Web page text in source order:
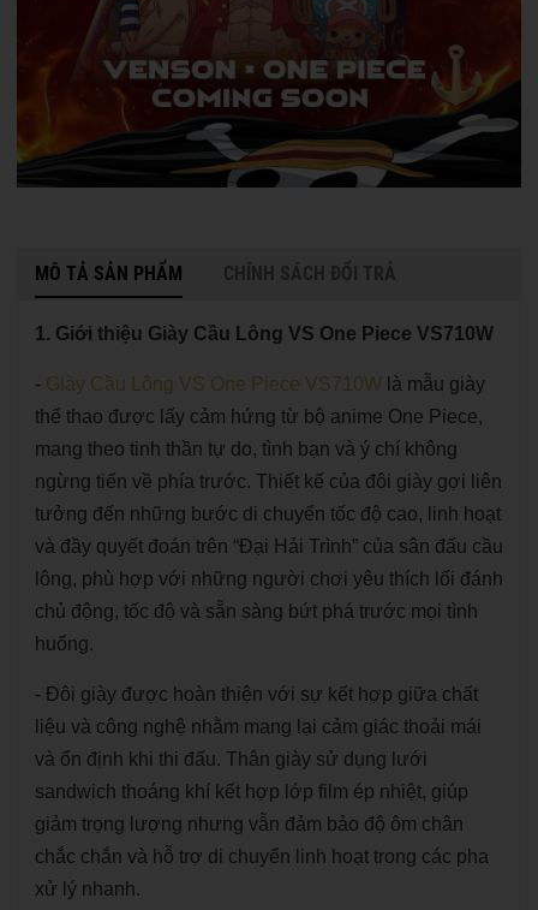
MÔ TẢ SẢN PHẨM CHÍNH SÁCH ĐỔI TRẢ
1. Giới thiệu Giày Cầu Lông VS One Piece VS710W
- Giày Cầu Lông VS One Piece VS710W là mẫu giày
thể thao được lấy cảm hứng từ bộ anime One Piece,
mang theo tinh thần tự do, tình bạn và ý chí không
ngừng tiến về phía trước. Thiết kế của đôi giày gợi liên
tưởng đến những bước di chuyển tốc độ cao, linh hoạt
và đầy quyết đoán trên “Đại Hải Trình” của sân đấu cầu
lông, phù hợp với những người chơi yêu thích lối đánh
chủ động, tốc độ và sẵn sàng bứt phá trước mọi tình
huống.
- Đôi giày được hoàn thiện với sự kết hợp giữa chất
liệu và công nghệ nhằm mang lại cảm giác thoải mái
và ổn định khi thi đấu. Thân giày sử dụng lưới
sandwich thoáng khí kết hợp lớp film ép nhiệt, giúp
giảm trọng lượng nhưng vẫn đảm bảo độ ôm chân
chắc chắn và hỗ trợ di chuyển linh hoạt trong các pha
xử lý nhanh.